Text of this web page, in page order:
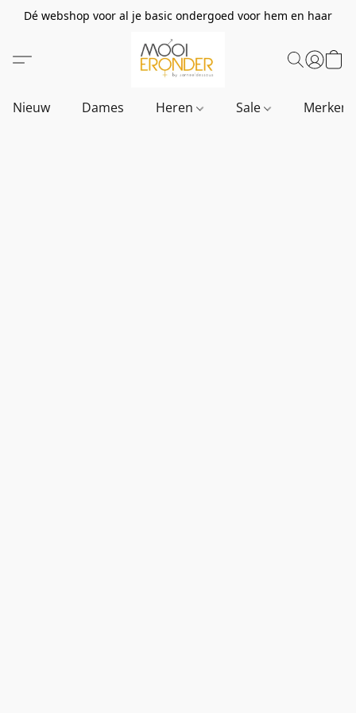
Dé webshop voor al je basic ondergoed voor hem en haar
Nieuw Dames Heren Sale Merken